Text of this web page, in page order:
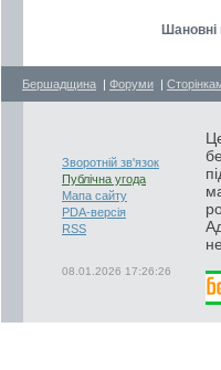
Шановні
Бершадщина | Форуми |
Зворотній зв'язок
Публічна угода
Мапа сайту
PDA-версія
RSS
08.01.2026 17:26:26